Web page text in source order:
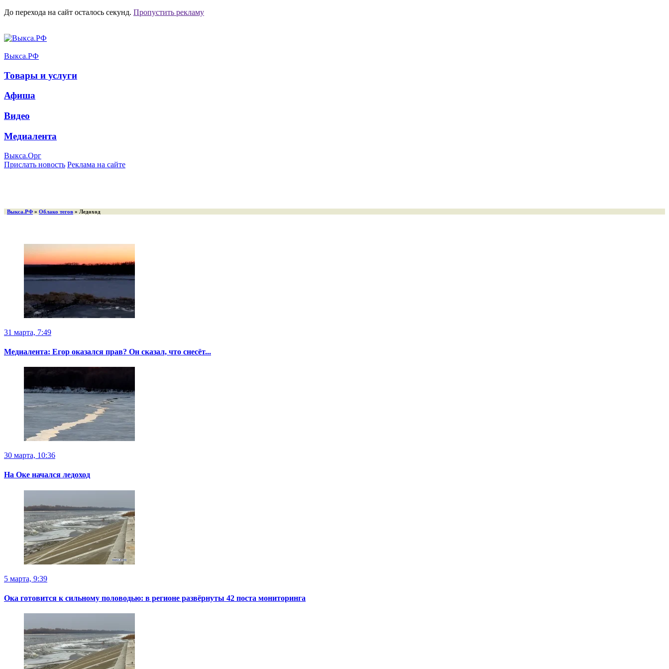
До перехода на сайт осталось секунд. Пропустить рекламу
Выкса.РФ
Товары и услуги
Афиша
Видео
Медиалента
Выкса.Орг
Прислать новость Реклама на сайте
Выкса.РФ » Облако тегов » Ледоход
31 марта, 7:49
Медиалента: Егор оказался прав? Он сказал, что снесёт...
30 марта, 10:36
На Оке начался ледоход
5 марта, 9:39
Ока готовится к сильному половодью: в регионе развёрнуты 42 поста мониторинга